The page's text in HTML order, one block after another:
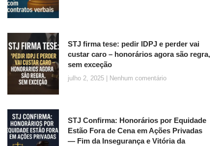
STJ firma tese: pedir IDPJ e perder vai
custar caro – honorários agora são regra,
sem exceção
julho 2, 2025 Nenhum comentário
STJ Confirma: Honorários por Equidade
Estão Fora de Cena em Ações Privadas
— Fim da Insegurança e Vitória da